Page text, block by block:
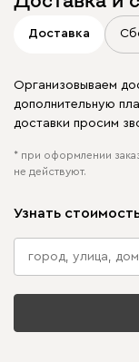
Доставка
Организовываем
дополнительную
доставки просим
* при оформлении
не действуют.
Узнать